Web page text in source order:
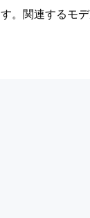
関連するモ